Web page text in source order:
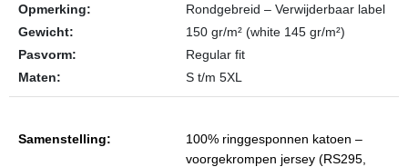
Opmerking:
Rondgebreid – Verwijderbaar label
Gewicht:
150 gr/m² (white 145 gr/m²)
Pasvorm:
Regular fit
Maten:
S t/m 5XL
Samenstelling:
100% ringgesponnen katoen –
voorgekrompen jersey (RS295,